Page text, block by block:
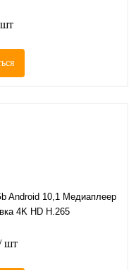
Android 10,1 Медиаплеер
4K HD H.265
шт